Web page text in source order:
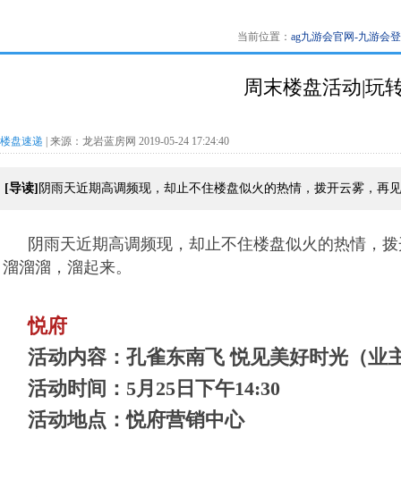
当前位置： ag九游会官网-九游会
周末楼盘活动|玩
楼盘速递 | 来源：龙岩蓝房网 2019-05-24 17:24:40
[导读] 阴雨天近期高调频现，却止不住楼盘似火的热情，拨开云雾，
阴雨天近期高调频现，却止不住楼盘似火的热情，
溜溜溜，溜起来。
悦府
活动内容：孔雀东南飞 悦见美好时光（业
活动时间：5月25日下午14:30
活动地点：悦府营销中心